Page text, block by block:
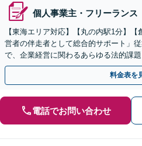
個人事業主・フリーランス
【東海エリア対応】【丸の内駅1分】
営者の伴走者として総合的サポート」
で、企業経営に関わるあらゆる法的課
アップから中小企業まで幅広く対応【
料金表を
電話でお問い合わせ